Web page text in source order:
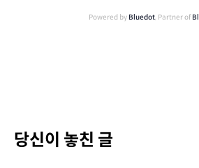
Powered by Bluedot, Partner of
당신이 놓친 글